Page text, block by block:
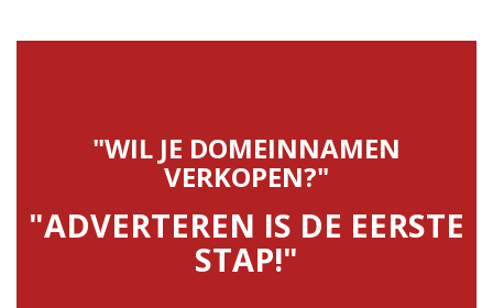
"WIL JE DOMEINNAMEN
VERKOPEN?"
"ADVERTEREN IS DE EERSTE
STAP!"